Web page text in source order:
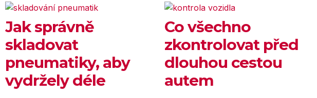
Jak správně
skladovat
pneumatiky, aby
vydržely déle
Co všechno
zkontrolovat před
dlouhou cestou
autem